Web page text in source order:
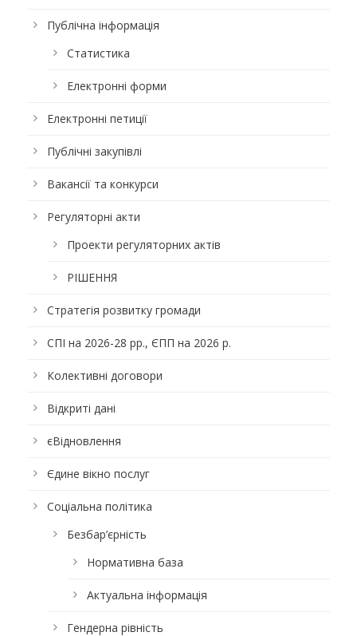
Публічна інформація
Статистика
Електронні форми
Електронні петиції
Публічні закупівлі
Вакансії та конкурси
Регуляторні акти
Проекти регуляторних актів
РІШЕННЯ
Стратегія розвитку громади
СПІ на 2026-28 рр., ЄПП на 2026 р.
Колективні договори
Відкриті дані
єВідновлення
Єдине вікно послуг
Соціальна політика
Безбар’єрність
Нормативна база
Актуальна інформація
Гендерна рівність